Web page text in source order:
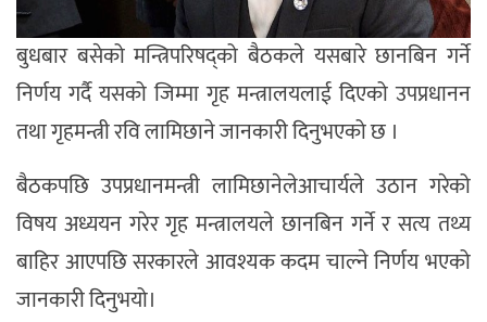
बुधबार बसेको मन्त्रिपरिषद्को बैठकले यसबारे छानबिन गर्ने
निर्णय गर्दै यसको जिम्मा गृह मन्त्रालयलाई दिएको उपप्रधानन
तथा गृहमन्त्री रवि लामिछाने जानकारी दिनुभएको छ ।
बैठकपछि उपप्रधानमन्त्री लामिछानेलेआचार्यले उठान गरेको
विषय अध्ययन गरेर गृह मन्त्रालयले छानबिन गर्ने र सत्य तथ्य
बाहिर आएपछि सरकारले आवश्यक कदम चाल्ने निर्णय भएको
जानकारी दिनुभयो।